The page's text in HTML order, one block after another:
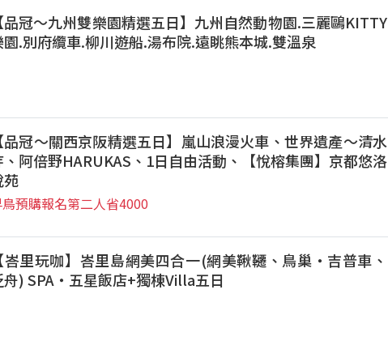
【品冠～九州雙樂園精選五日】九州自然動物園.三麗鷗KITTY
園.別府纜車.柳川遊船.湯布院.遠眺熊本城.雙溫泉
【品冠～關西京阪精選五日】嵐山浪漫火車、世界遺產～清水
、阿倍野HARUKAS、1日自由活動、【悅榕集團】京都悠洛
苑
預購報名第二人省4000
【峇里玩咖】峇里島網美四合一(網美鞦韆、鳥巢‧吉普車、
舟) SPA‧五星飯店+獨棟Villa五日